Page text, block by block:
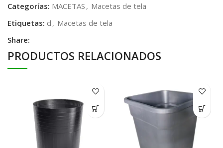
Categorías: MACETAS , Macetas de tela
Etiquetas: d , Macetas de tela
Share:
PRODUCTOS RELACIONADOS